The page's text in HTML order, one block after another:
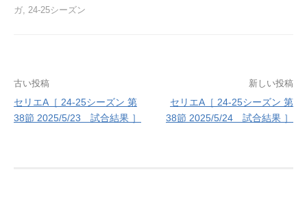
ガ 24-25シーズン
投
稿
古い投稿
セリエA［ 24-25シーズン 第
38節 2025/5/23 試合結果 ］
新しい投稿
セリエA［ 24-25シーズン 第
38節 2025/5/24 試合結果 ］